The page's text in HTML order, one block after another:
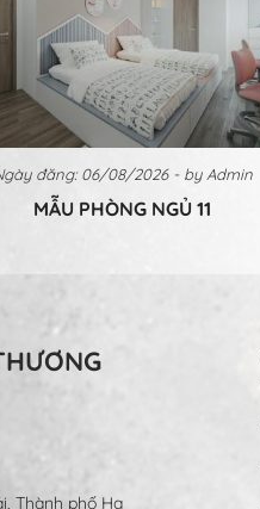
đăng: 06/08/2026 - by Admin
MẪU PHÒNG NGỦ 11
Thành phố Hạ